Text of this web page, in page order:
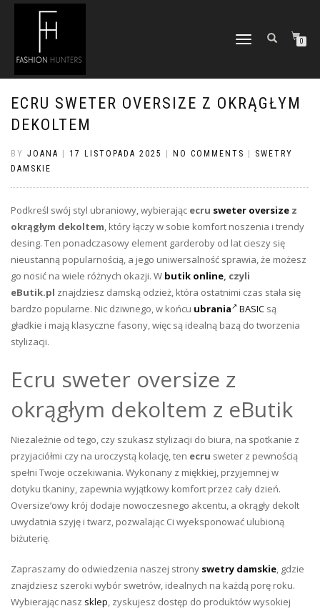
TOGGLE
0
ECRU SWETER OVERSIZE Z OKRĄGŁYM
DEKOLTEM
BY JOANA 17 LISTOPADA 2025 NO COMMENTS
SWETRY
DAMSKIE
Podkreśl swój styl ubraniowy, wybierając ecru sweter oversize z
okrągłym dekoltem, który łączy w sobie komfort noszenia i trendy
desing. Ten ponadczasowy element garderoby od lat cieszy się
nieustanną popularnością, a jego uniwersalność sprawia, że możesz
go nosić na wiele różnych okazji. W butik online, czyli
eButik.pl znajdziesz damską odzież, która ostatnimi czas stała się
bardzo popularne. Nic dziwnego, w końcu ubrania BASIC są
gładkie i mają klasyczne fasony, więc są idealną bazą do tworzenia
stylizacji.
Ecru sweter oversize z
okrągłym dekoltem z eButik
Niezależnie od tego, czy szukasz stylizacji do biura, na spotkanie z
przyjaciółmi czy na uroczystą kolację, ten ecru sweter z pewnością
spełni Twoje oczekiwania. Wykonany z miękkiej, przyjemnej w
dotyku tkaniny, zapewnia wyjątkowy komfort przez cały dzień.
Oversize’owy krój dodaje nowoczesnego akcentu, a okrągły dekolt
uwydatnia szyję i twarz, pozwalając Ci wyeksponować ulubioną
biżuterię.
Zapraszamy do odwiedzenia naszej strony swetry damskie, gdzie
znajdziesz szeroki wybór swetrów, idealnych na każdą porę roku.
Wybierając nasz sklep, zyskujesz dostęp do produktów wysokiej